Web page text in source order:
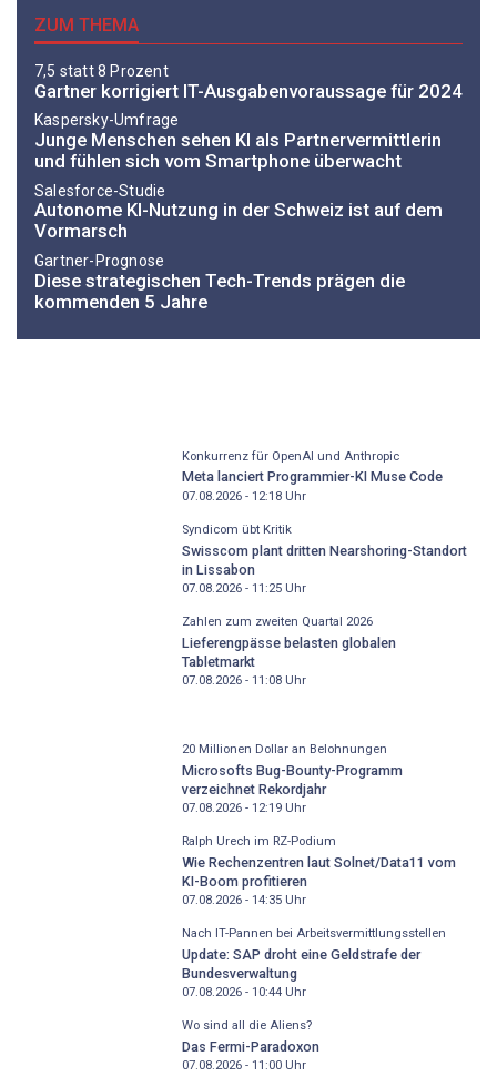
ZUM THEMA
7,5 statt 8 Prozent
Gartner korrigiert IT-Ausgabenvoraussage für 2024
Kaspersky-Umfrage
Junge Menschen sehen KI als Partnervermittlerin
und fühlen sich vom Smartphone überwacht
Salesforce-Studie
Autonome KI-Nutzung in der Schweiz ist auf dem
Vormarsch
Gartner-Prognose
Diese strategischen Tech-Trends prägen die
kommenden 5 Jahre
Konkurrenz für OpenAI und Anthropic
Meta lanciert Programmier-KI Muse Code
07.08.2026 - 12:18Uhr
Syndicom übt Kritik
Swisscom plant dritten Nearshoring-Standort
in Lissabon
07.08.2026 - 11:25Uhr
Zahlen zum zweiten Quartal 2026
Lieferengpässe belasten globalen
Tabletmarkt
07.08.2026 - 11:08Uhr
20 Millionen Dollar an Belohnungen
Microsofts Bug-Bounty-Programm
verzeichnet Rekordjahr
07.08.2026 - 12:19Uhr
Ralph Urech im RZ-Podium
Wie Rechenzentren laut Solnet/Data11 vom
KI-Boom profitieren
07.08.2026 - 14:35Uhr
Nach IT-Pannen bei Arbeitsvermittlungsstellen
Update: SAP droht eine Geldstrafe der
Bundesverwaltung
07.08.2026 - 10:44Uhr
Wo sind all die Aliens?
Das Fermi-Paradoxon
07.08.2026 - 11:00Uhr